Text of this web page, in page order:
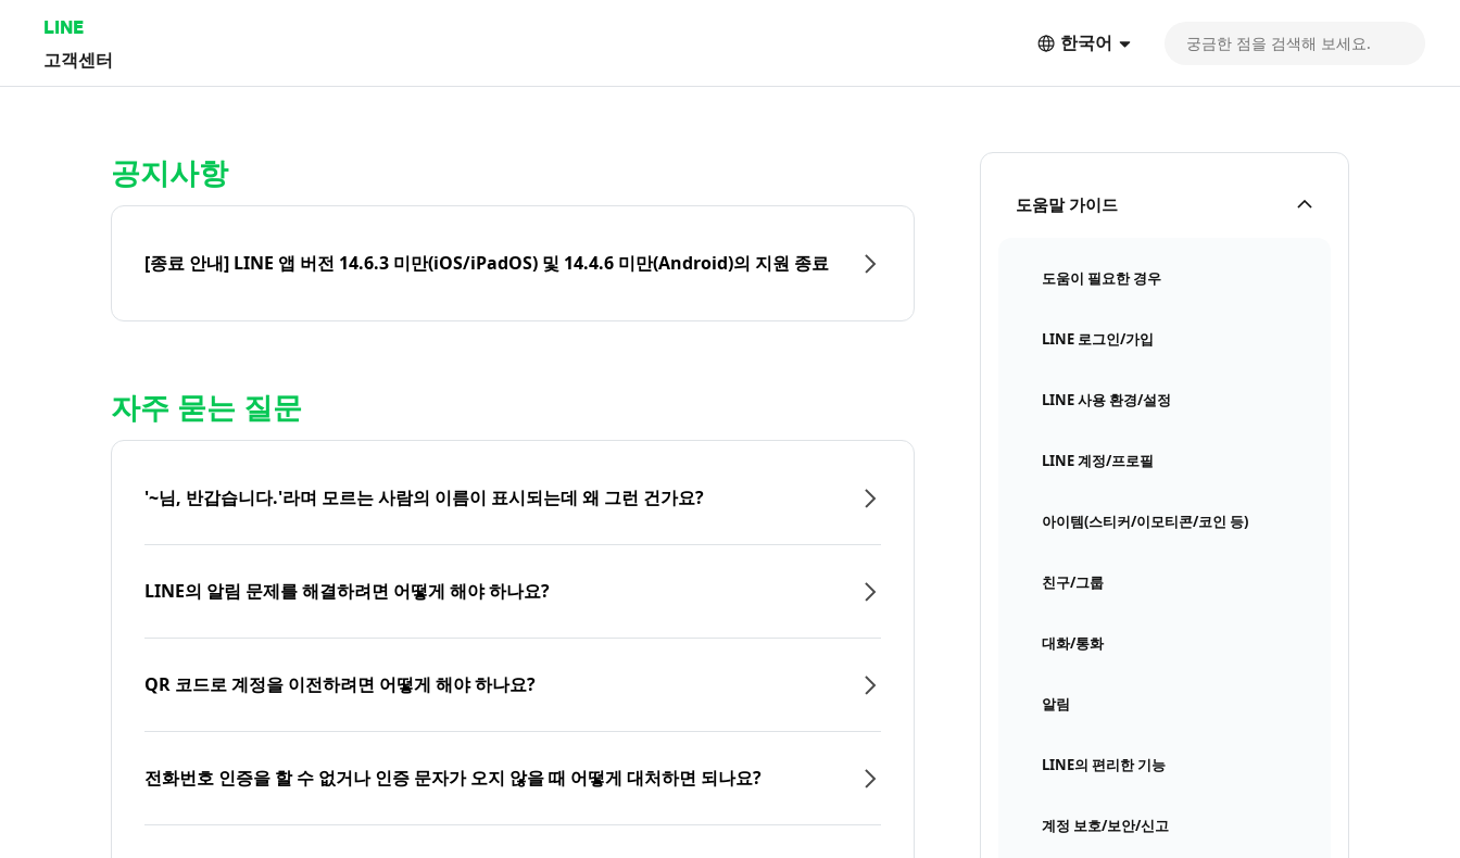
LINE
고객센터
한국어
도움말 가이드
도움이 필요한 경우
LINE 로그인/가입
LINE 사용 환경/설정
LINE 계정/프로필
아이템(스티커/이모티콘/코인 등)
친구/그룹
대화/통화
알림
LINE의 편리한 기능
계정 보호/보안/신고
공지사항
[종료 안내] LINE 앱 버전 14.6.3 미만(iOS/iPadOS) 및 14.4.6 미만(Android)의 지원 종료
자주 묻는 질문
'~님, 반갑습니다.'라며 모르는 사람의 이름이 표시되는데 왜 그런 건가요?
LINE의 알림 문제를 해결하려면 어떻게 해야 하나요?
QR 코드로 계정을 이전하려면 어떻게 해야 하나요?
전화번호 인증을 할 수 없거나 인증 문자가 오지 않을 때 어떻게 대처하면 되나요?